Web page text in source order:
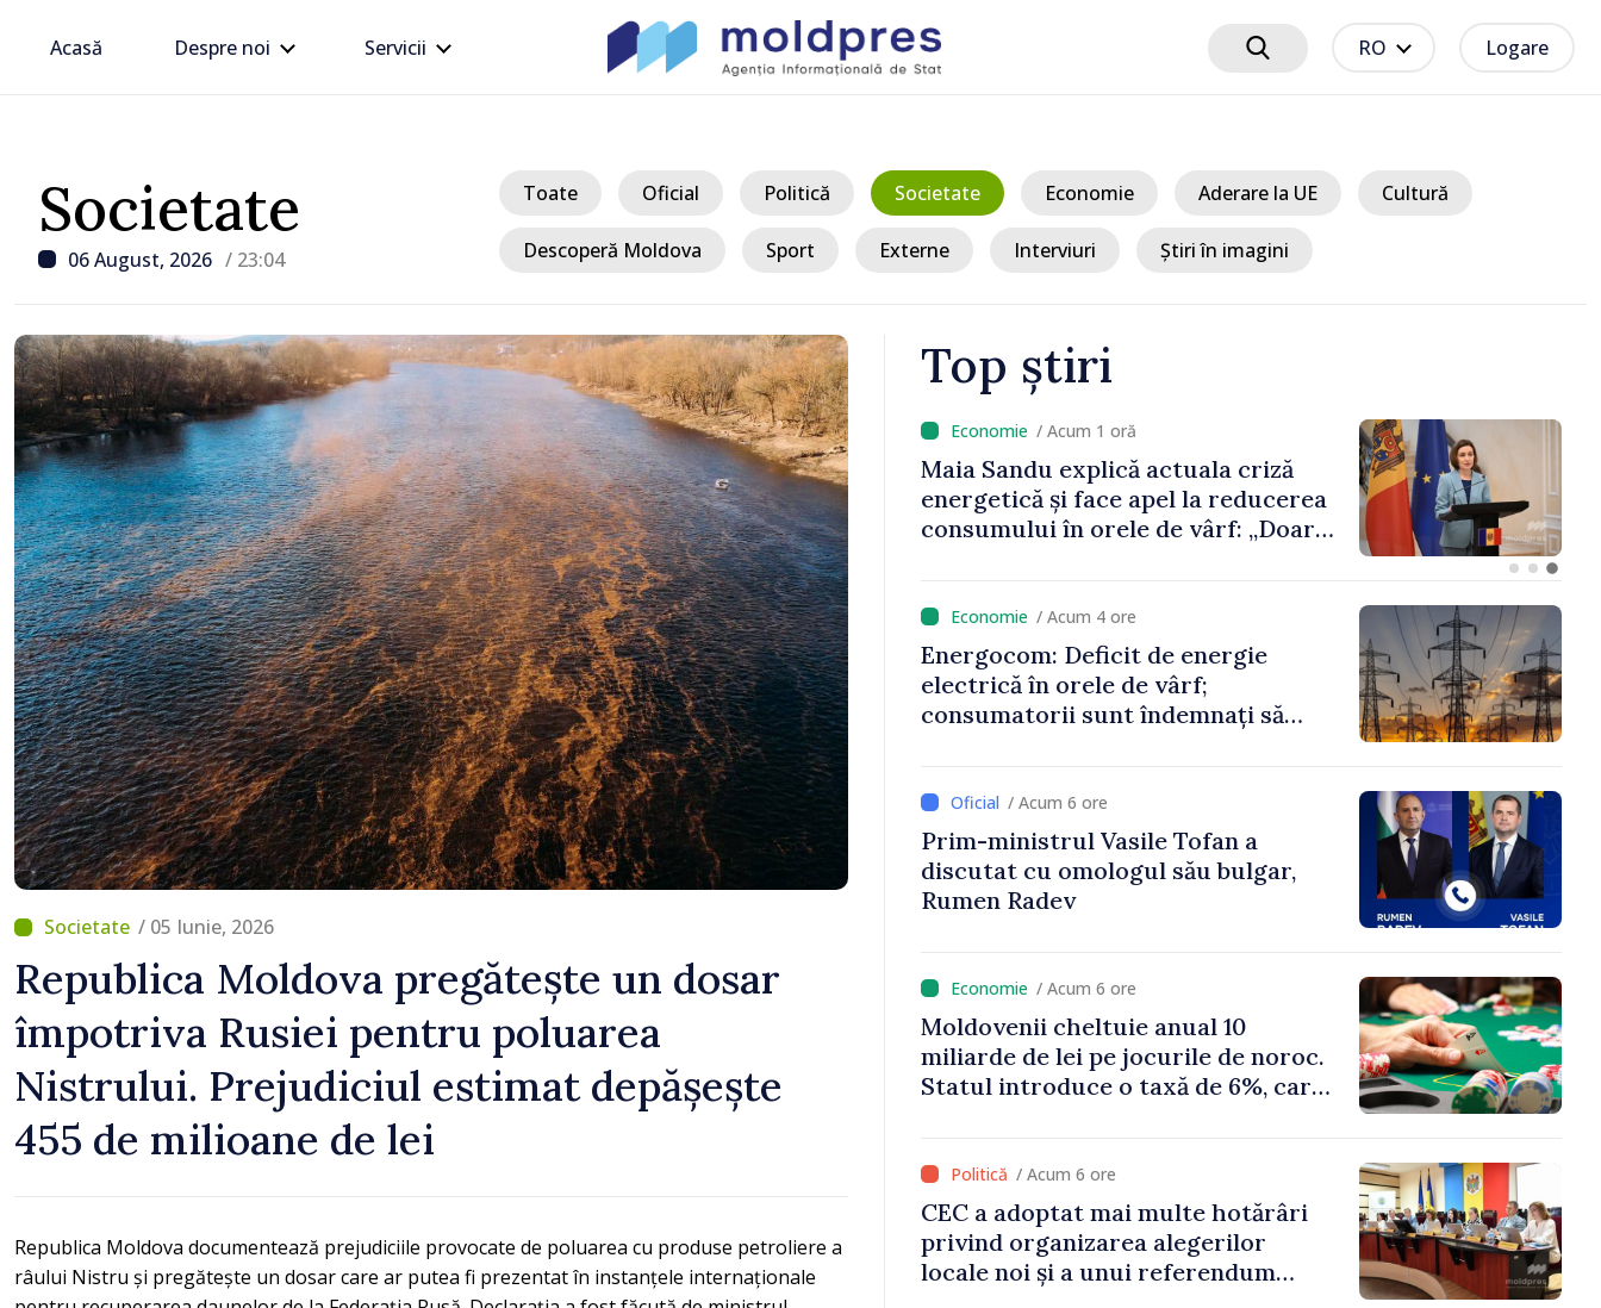
Acasă Despre noi Servicii RO Logare
Societate
06 August, 2026 / 23:04
Toate Oficial Politică Societate Economie Aderare la UE Cultură
Descoperă Moldova Sport Externe Interviuri Știri în imagini
/ 05 Iunie, 2026
Republica Moldova pregătește un dosar
împotriva Rusiei pentru poluarea
Nistrului. Prejudiciul estimat depășește
455 de milioane de lei
Republica Moldova documentează prejudiciile provocate de poluarea cu produse petroliere a
râului Nistru și pregătește un dosar care ar putea fi prezentat în instanțele internaționale
Top știri
/ Acum 44 minute
Republica Moldova avansează în
procesul de integrare europeană.
Maia Sandu: „Nu ne blochează
niciun stat”
/ Acum 1 oră
Maia Sandu explică actuala criză
energetică și face apel la reducerea
consumului în orele de vârf: „Doar
/ Acum 4 ore
Energocom: Deficit de energie
electrică în orele de vârf;
consumatorii sunt îndemnați să
/ Acum 6 ore
Prim-ministrul Vasile Tofan a
discutat cu omologul său bulgar,
Rumen Radev
/ Acum 6 ore
Moldovenii cheltuie anual 10
miliarde de lei pe jocurile de noroc.
Statul introduce o taxă de 6%, care
/ Acum 6 ore
CEC a adoptat mai multe hotărâri
privind organizarea alegerilor
locale noi și a unui referendum